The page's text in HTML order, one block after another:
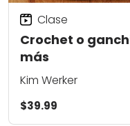
Crochet o
más
Clase
Kim Werker
$39.99